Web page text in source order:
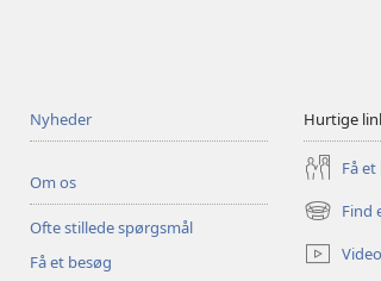
Nyheder
Om os
Ofte stillede spørgsmål
Få et besøg
Hurtige
Få
Find
(åbner
nyt
vindue)